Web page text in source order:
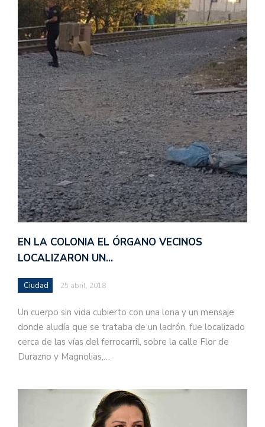
EN LA COLONIA EL ÓRGANO VECINOS
LOCALIZARON UN…
Ciudad 25 abril, 2018
Un cuerpo sin vida cubierto con una lona y un mensaje
donde aludía que se trataba de un ladrón, fue localizado
cerca de las vías del ferrocarril, sobre la calle Flor de
Durazno y Magnolias,…